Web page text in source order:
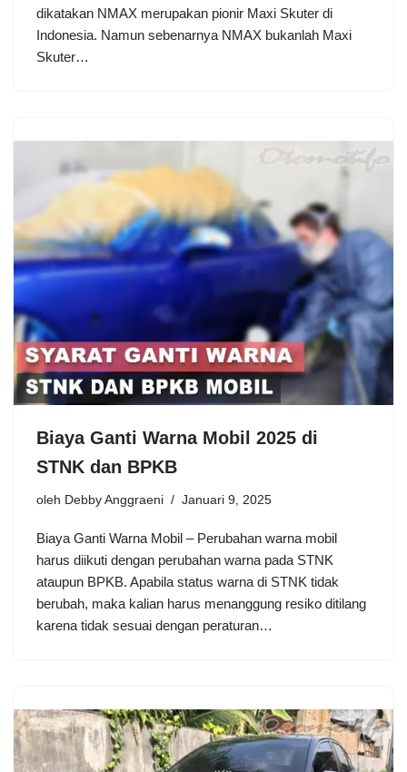
dikatakan NMAX merupakan pionir Maxi Skuter di
Indonesia. Namun sebenarnya NMAX bukanlah Maxi
Skuter…
Biaya Ganti Warna Mobil 2025 di
STNK dan BPKB
oleh Debby Anggraeni Januari 9, 2025
Biaya Ganti Warna Mobil – Perubahan warna mobil
harus diikuti dengan perubahan warna pada STNK
ataupun BPKB. Apabila status warna di STNK tidak
berubah, maka kalian harus menanggung resiko ditilang
karena tidak sesuai dengan peraturan…